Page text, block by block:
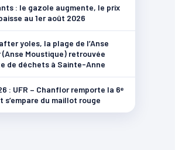
: le gazole augmente, le prix
au 1er août 2026
yoles, la plage de l’Anse
(Anse Moustique) retrouvée
de déchets à Sainte-Anne
: UFR – Chanflor remporte la 6ᵉ
s’empare du maillot rouge